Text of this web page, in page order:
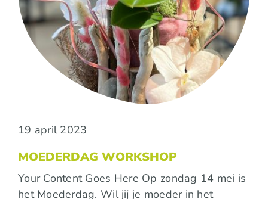
19 april 2023
MOEDERDAG WORKSHOP
Your Content Goes Here Op zondag 14 mei is
het Moederdag. Wil jij je moeder in het